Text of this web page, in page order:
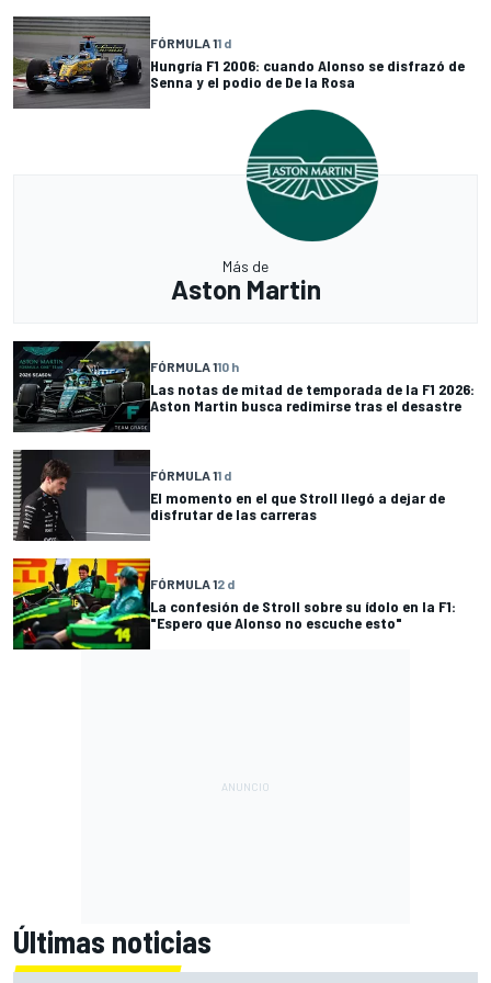
FÓRMULA 11 d
Hungría F1 2006: cuando Alonso se disfrazó de
Senna y el podio de De la Rosa
Más de
Aston Martin
FÓRMULA 110 h
Las notas de mitad de temporada de la F1 2026:
Aston Martin busca redimirse tras el desastre
FÓRMULA 11 d
El momento en el que Stroll llegó a dejar de
disfrutar de las carreras
FÓRMULA 12 d
La confesión de Stroll sobre su ídolo en la F1:
"Espero que Alonso no escuche esto"
Últimas noticias